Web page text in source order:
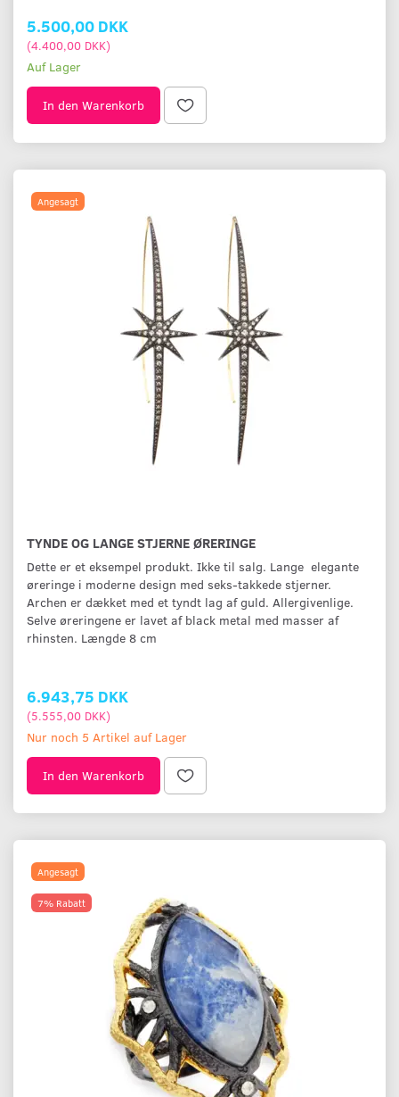
5.500,00 DKK
(4.400,00 DKK)
Auf Lager
In den Warenkorb
Angesagt
TYNDE OG LANGE STJERNE ØRERINGE
Dette er et eksempel produkt. Ikke til salg. Lange elegante
øreringe i moderne design med seks-takkede stjerner.
Archen er dækket med et tyndt lag af guld. Allergivenlige.
Selve øreringene er lavet af black metal med masser af
rhinsten. Længde 8 cm
6.943,75 DKK
(5.555,00 DKK)
Nur noch 5 Artikel auf Lager
In den Warenkorb
Angesagt
7% Rabatt